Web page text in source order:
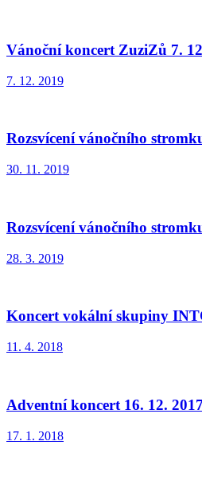
Vánoční koncert ZuziZů 7.
7. 12. 2019
Rozsvícení vánočního
30. 11. 2019
Rozsvícení vánočního
28. 3. 2019
Koncert vokální skupiny
11. 4. 2018
Adventní koncert 16. 12. 2017
17. 1. 2018